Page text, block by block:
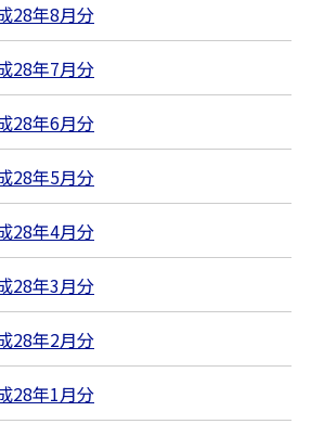
28年8月分
28年7月分
28年6月分
28年5月分
28年4月分
28年3月分
28年2月分
28年1月分